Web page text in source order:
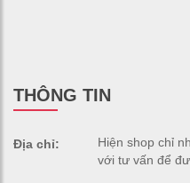
THÔNG TIN
Địa chỉ:
Hiện shop chỉ
với tư vấn để